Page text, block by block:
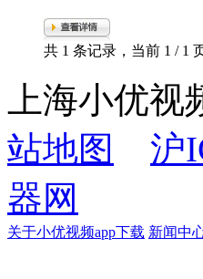
共 1 条记录，当前 1
上海小优
站地图
沪
器网
关于小优视频app下载 新闻中